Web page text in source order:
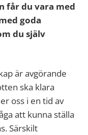
får du vara med
goda
du själv
är avgörande
ska klara
oss i en tid av
att kunna ställa
Särskilt